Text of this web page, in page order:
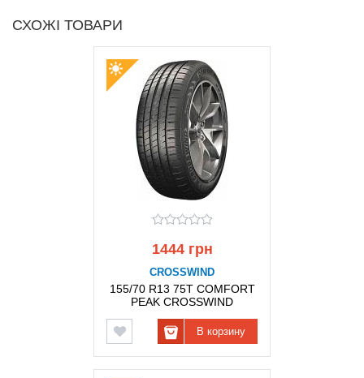
СХОЖІ ТОВАРИ
1444 грн
CROSSWIND
155/70 R13 75T COMFORT
PEAK CROSSWIND
В корзину